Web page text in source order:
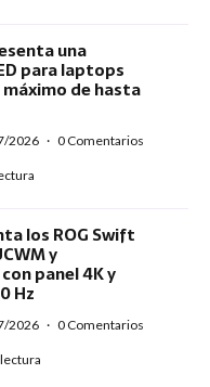
una
para laptops
de hasta
2026 · 0 Comentarios
los ROG Swift
y
panel 4K y
Hz
2026 · 0 Comentarios